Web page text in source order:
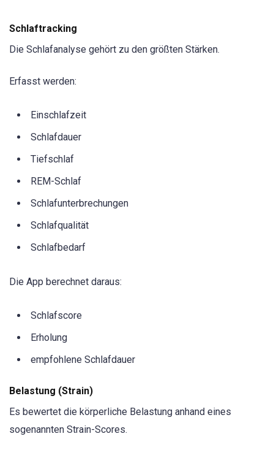
Schlaftracking
Die Schlafanalyse gehört zu den größten Stärken.
Erfasst werden:
Einschlafzeit
Schlafdauer
Tiefschlaf
REM-Schlaf
Schlafunterbrechungen
Schlafqualität
Schlafbedarf
Die App berechnet daraus:
Schlafscore
Erholung
empfohlene Schlafdauer
Belastung (Strain)
Es bewertet die körperliche Belastung anhand eines
sogenannten Strain-Scores.